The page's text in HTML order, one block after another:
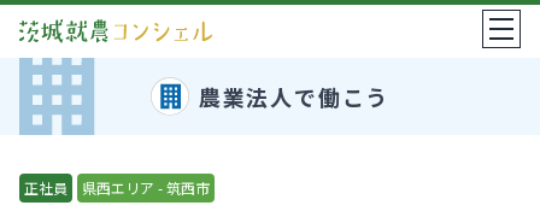
農業法人で働こう
正社員 県西エリア - 筑西市